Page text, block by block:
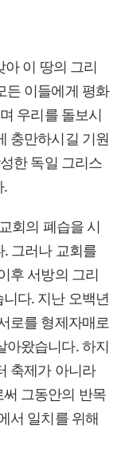
이 땅의 그리
든 이들에게 평화
우리를 돌보시
충만하시길 기원
한 독일 그리스
.
회의 폐습을 시
그러나 교회를
후 서방의 그리
다. 지난 오백년
로를 형제자매로
아왔습니다. 하지
축제가 아니라
그동안의 반목
서 일치를 위해